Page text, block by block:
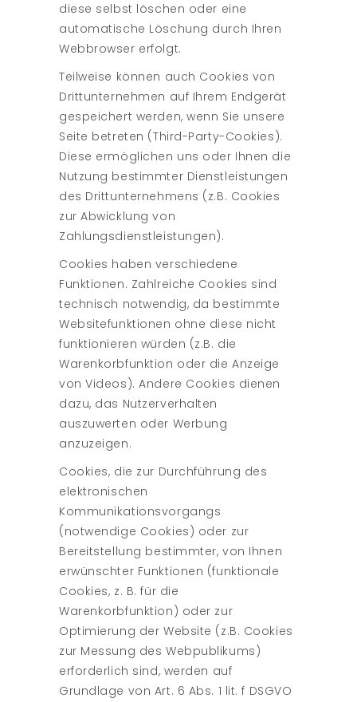
diese selbst löschen oder eine
automatische Löschung durch Ihren
Webbrowser erfolgt.
Teilweise können auch Cookies von
Drittunternehmen auf Ihrem Endgerät
gespeichert werden, wenn Sie unsere
Seite betreten (Third-Party-Cookies).
Diese ermöglichen uns oder Ihnen die
Nutzung bestimmter Dienstleistungen
des Drittunternehmens (z.B. Cookies
zur Abwicklung von
Zahlungsdienstleistungen).
Cookies haben verschiedene
Funktionen. Zahlreiche Cookies sind
technisch notwendig, da bestimmte
Websitefunktionen ohne diese nicht
funktionieren würden (z.B. die
Warenkorbfunktion oder die Anzeige
von Videos). Andere Cookies dienen
dazu, das Nutzerverhalten
auszuwerten oder Werbung
anzuzeigen.
Cookies, die zur Durchführung des
elektronischen
Kommunikationsvorgangs
(notwendige Cookies) oder zur
Bereitstellung bestimmter, von Ihnen
erwünschter Funktionen (funktionale
Cookies, z. B. für die
Warenkorbfunktion) oder zur
Optimierung der Website (z.B. Cookies
zur Messung des Webpublikums)
erforderlich sind, werden auf
Grundlage von Art. 6 Abs. 1 lit. f DSGVO